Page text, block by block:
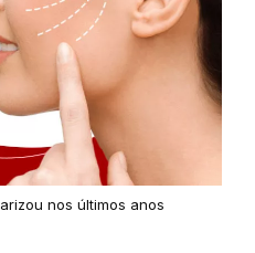
nos últimos anos